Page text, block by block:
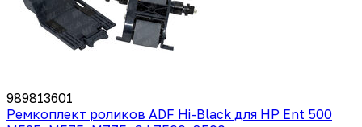
989813601
Ремкоплект роликов ADF Hi-Black для HP Ent 500